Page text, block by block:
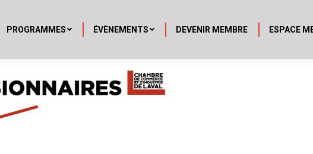
PROGRAMMES ÉVÈNEMENTS DEVENIR MEMBRE ESPACE